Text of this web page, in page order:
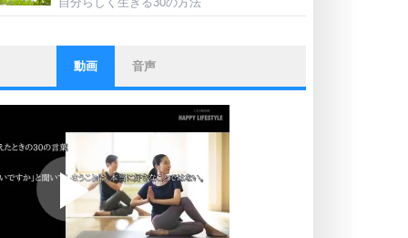
ストレス対策
他人と比べない。
いっそのこと、他人を見ない。
プラス思考
ポジティブになれない原因は、行動
しないから。
ポジティブ思考になる30の方法
動画 音声